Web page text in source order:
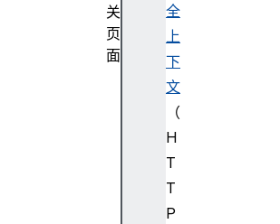
全
上
下
文
（
H
T
T
P
关
页
面